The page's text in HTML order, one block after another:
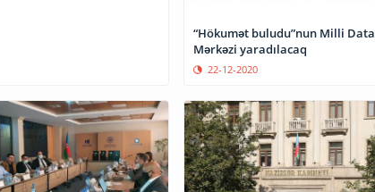
“Hökumət buludu”nun Milli Data
Mərkəzi yaradılacaq
22-12-2020